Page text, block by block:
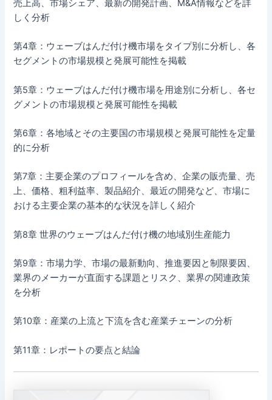
売上高、市場シェア、最新の開発計画、M&A情報などを詳
しく分析
第4章：ウェーブはんだ付け機市場をタイプ別に分析し、各
セグメントの市場規模と発展可能性を掲載
第5章：ウェーブはんだ付け機市場を用途別に分析し、各セ
グメントの市場規模と発展可能性を掲載
第6章：各地域とその主要国の市場規模と発展可能性を定量
的に分析
第7章：主要企業のプロフィールを含め、企業の販売量、売
上、価格、粗利益率、製品紹介、最近の開発など、市場に
おける主要企業の基本的な状況を詳しく紹介
第8章 世界のウェーブはんだ付け機の地域別生産能力
第9章：市場力学、市場の最新動向、推進要因と制限要因、
業界のメーカーが直面する課題とリスク、業界の関連政策
を分析
第10章：産業の上流と下流を含む産業チェーンの分析
第11章：レポートの要点と結論